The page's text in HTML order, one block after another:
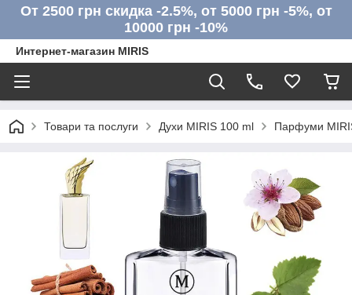
От 2500 грн скидка -2.5%, от 5000 грн -5%, от
10000 грн -10%
Интернет-магазин MIRIS
Товари та послуги Духи MIRIS 100 ml Парфуми